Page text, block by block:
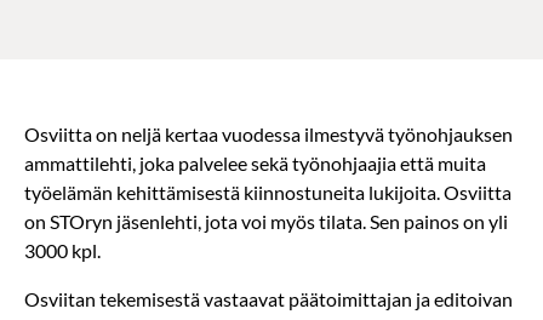
Osviitta on neljä kertaa vuodessa ilmestyvä työnohjauksen
ammattilehti, joka palvelee sekä työnohjaajia että muita
työelämän kehittämisestä kiinnostuneita lukijoita. Osviitta
on STOryn jäsenlehti, jota voi myös tilata. Sen painos on yli
3000 kpl.
Osviitan tekemisestä vastaavat päätoimittajan ja editoivan